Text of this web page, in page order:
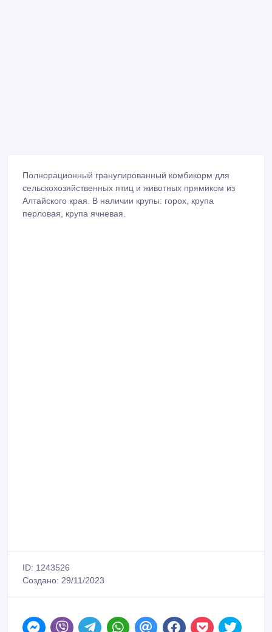
Полнорационный гранулированный комбикорм для
сельскохозяйственных птиц и животных прямиком из
Алтайского края. В наличии крупы: горох, крупа
перловая, крупа ячневая.
ID: 1243526
Создано: 29/11/2023